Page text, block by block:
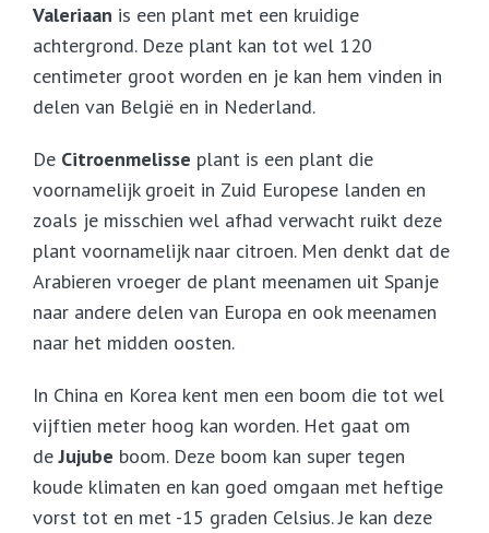
Valeriaan is een plant met een kruidige
achtergrond. Deze plant kan tot wel 120
centimeter groot worden en je kan hem vinden in
delen van België en in Nederland.
De Citroenmelisse plant is een plant die
voornamelijk groeit in Zuid Europese landen en
zoals je misschien wel afhad verwacht ruikt deze
plant voornamelijk naar citroen. Men denkt dat de
Arabieren vroeger de plant meenamen uit Spanje
naar andere delen van Europa en ook meenamen
naar het midden oosten.
In China en Korea kent men een boom die tot wel
vijftien meter hoog kan worden. Het gaat om
deJujube boom. Deze boom kan super tegen
koude klimaten en kan goed omgaan met heftige
vorst tot en met -15 graden Celsius. Je kan deze